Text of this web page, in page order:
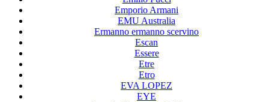
Emporio Armani
EMU Australia
Ermanno ermanno scervino
Escan
Essere
Etre
Etro
EVA LOPEZ
EYE